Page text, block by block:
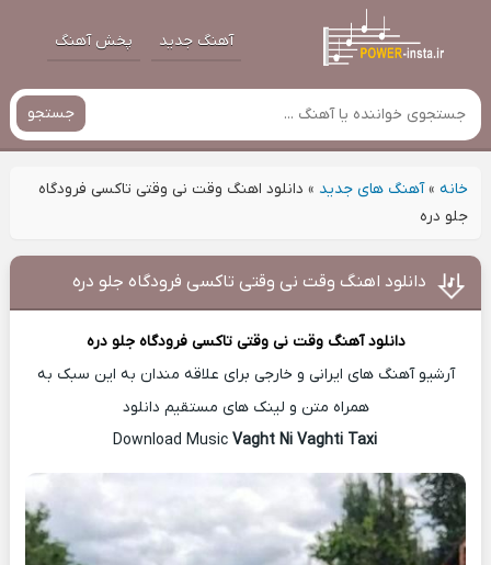
آهنگ جدید پخش آهنگ
جستجو
خانه»آهنگ های جدید » دانلود اهنگ وقت نی وقتی تاکسی فرودگاه
جلو دره
دانلود اهنگ وقت نی وقتی تاکسی فرودگاه جلو دره
دانلود آهنگ وقت نی وقتی تاکسی فرودگاه جلو دره
آرشیو آهنگ های ایرانی و خارجی برای علاقه مندان به این سبک به
همراه متن و لینک های مستقیم دانلود
Vaght Ni Vaghti Taxi